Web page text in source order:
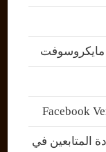
المتابعين في